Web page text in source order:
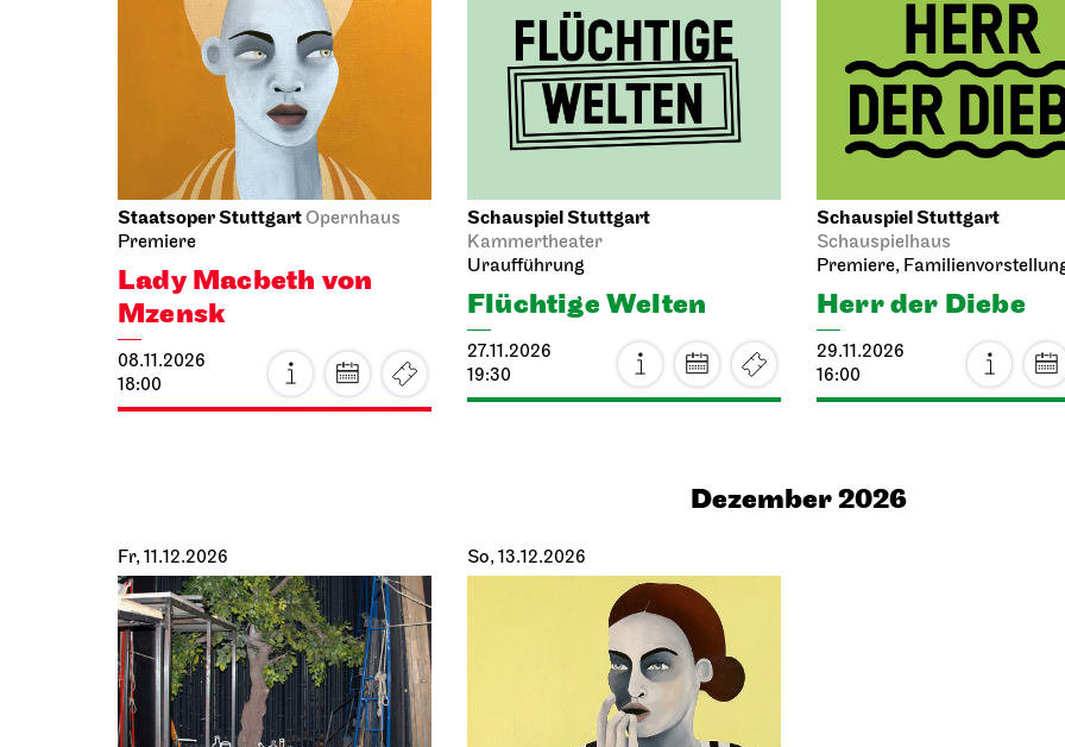
Staatsoper StuttgartOpernhaus
Premiere
Lady Macbeth von
Mzensk
08.11.2026
18:00
Schauspiel Stuttgart
Kammertheater
Uraufführung
Flüchtige Welten
27.11.2026
19:30
Schauspiel Stuttgart
Schauspielhaus
Premiere,
Herr der Diebe
29.11.2026
16:00
Dezember 2026
Fr, 11.12.2026 So, 13.12.2026